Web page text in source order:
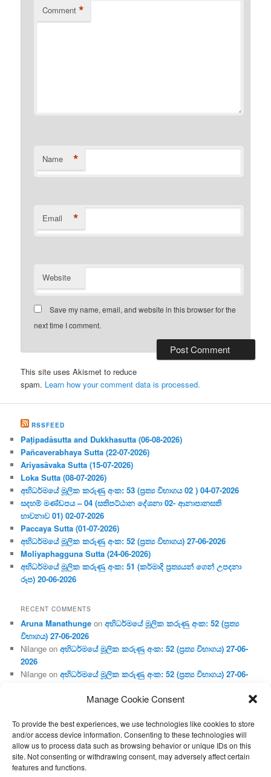
Manage Cookie Consent
To provide the best experiences, we use technologies like cookies to store
and/or access device information. Consenting to these technologies will
allow us to process data such as browsing behavior or unique IDs on this
site. Not consenting or withdrawing consent, may adversely affect certain
features and functions.
Comment *
Name *
Email *
Website
Save my name, email, and website in this browser for the
next time I comment.
This site uses Akismet to reduce
spam. Learn how your comment data is processed.
RSSFEED
Paṭipadāsutta and Dukkhasutta (06-08-2026)
Pañcaverabhaya Sutta (22-07-2026)
Ariyasāvaka Sutta (15-07-2026)
Loka Sutta (08-07-2026)
අභිධර්මයේ මූලික කරුණු අංක: 53 (ප්‍ර‍ත්‍ය විභාගය 02 ) 04-07-2026
සදහම් මණ්ඩපය – 04 (සතිපට්ඨාන දේශනා 02- ආනාපානසති
භාවනාව 01) 02-07-2026
Paccaya Sutta (01-07-2026)
අභිධර්මයේ මූලික කරුණු අංක: 52 (ප්‍ර‍ත්‍ය විභාගය) 27-06-2026
Moliyaphagguna Sutta (24-06-2026)
අභිධර්මයේ මූලික කරුණු අංක: 51 (කර්මාදි ප්‍ර‍ත්‍යයන් ගෙන් උපදනා
රූප) 20-06-2026
RECENT COMMENTS
Aruna Manathunge onඅභිධර්මයේ මූලික කරුණු අංක: 52 (ප්‍ර‍ත්‍ය
විභාගය) 27-06-2026
Nilange onඅභිධර්මයේ මූලික කරුණු අංක: 52 (ප්‍ර‍ත්‍ය විභාගය) 27-06-
2026
Nilange onඅභිධර්මයේ මූලික කරුණු අංක: 52 (ප්‍ර‍ත්‍ය විභාගය) 27-06-
Aruna Manathungeonඅභිධර්මයේ මූලික කරුණු අංක: 46 (හෘදය,
Gunaratneonඅභිධර්මයේ මූලික කරුණු අංක: 46 (හෘදය, ජීවිත,
ආහාර රූප) 02-05-2026